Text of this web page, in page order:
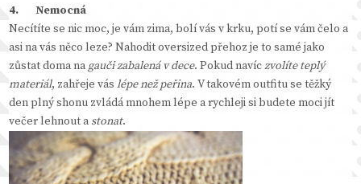
4. Nemocná
Necítíte se nic moc, je vám zima, bolí vás v krku, potí se vám čelo a
asi na vás něco leze? Nahodit oversized přehoz je to samé jako
zůstat doma nagauči zabalená v dece. Pokud navíczvolíte teplý
materiál, zahřeje váslépe než peřina. V takovém outfitu se těžký
den plný shonu zvládá mnohem lépe a rychleji si budete moci jít
večer lehnout a stonat.